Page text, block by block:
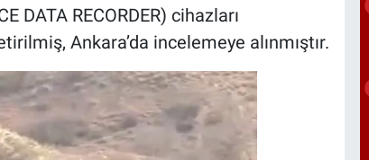
DATA RECORDER) cihazları
Ankara’da incelemeye alınmıştır.